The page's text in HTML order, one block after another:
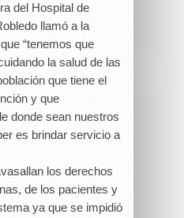
del Hospital de
llamó a la
“tenemos que
la salud de las
que tiene el
y que
donde sean nuestros
es brindar servicio a
los derechos
de los pacientes y
ya que se impidió